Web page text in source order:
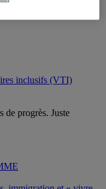
inclusifs (VTI)
de progrès. Juste